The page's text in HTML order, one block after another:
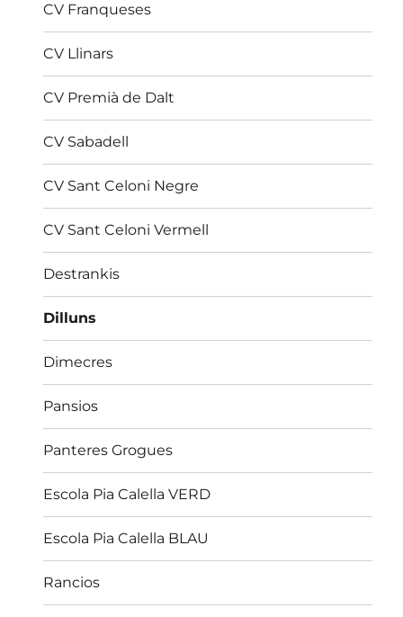
CV Franqueses
CV Llinars
CV Premià de Dalt
CV Sabadell
CV Sant Celoni Negre
CV Sant Celoni Vermell
Destrankis
Dilluns
Dimecres
Pansios
Panteres Grogues
Escola Pia Calella VERD
Escola Pia Calella BLAU
Rancios